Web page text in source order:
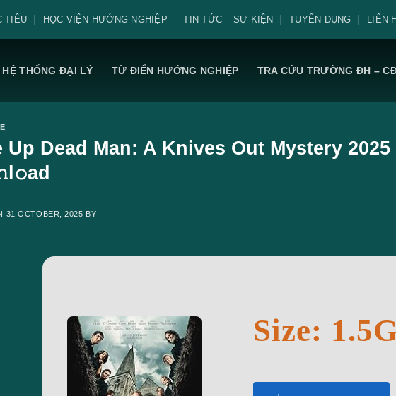
TIÊU HỌC VIỆN HƯỚNG NGHIỆP TIN TỨC – SỰ KIỆN TUYỂN DỤNG LIÊN
HỆ THỐNG ĐẠI LÝ TỪ ĐIỂN HƯỚNG NGHIỆP TRA CỨU TRƯỜNG ĐH –
Up Dead Man: A Knives Out Mystery
31 OCTOBER, 2025 BY
Size: